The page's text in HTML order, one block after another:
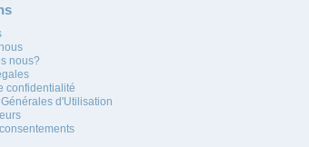
nous?
confidentialité
d'Utilisation